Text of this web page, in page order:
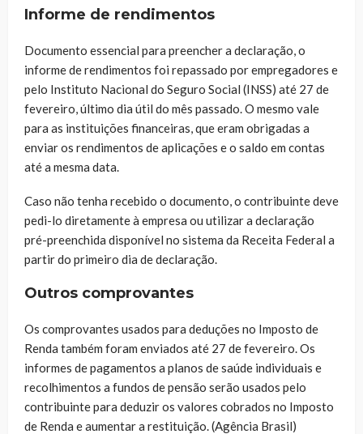
Informe de rendimentos
Documento essencial para preencher a declaração, o
informe de rendimentos foi repassado por empregadores e
pelo Instituto Nacional do Seguro Social (INSS) até 27 de
fevereiro, último dia útil do mês passado. O mesmo vale
para as instituições financeiras, que eram obrigadas a
enviar os rendimentos de aplicações e o saldo em contas
até a mesma data.
Caso não tenha recebido o documento, o contribuinte deve
pedi-lo diretamente à empresa ou utilizar a declaração
pré-preenchida disponível no sistema da Receita Federal a
partir do primeiro dia de declaração.
Outros comprovantes
Os comprovantes usados para deduções no Imposto de
Renda também foram enviados até 27 de fevereiro. Os
informes de pagamentos a planos de saúde individuais e
recolhimentos a fundos de pensão serão usados pelo
contribuinte para deduzir os valores cobrados no Imposto
de Renda e aumentar a restituição. (Agência Brasil)